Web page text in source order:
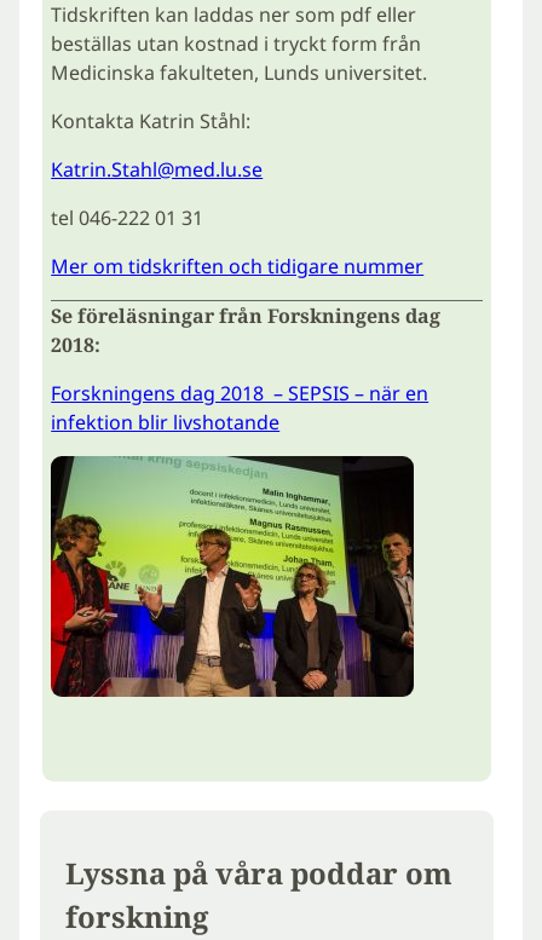
Tidskriften kan laddas ner som pdf eller
beställas utan kostnad i tryckt form från
Medicinska fakulteten, Lunds universitet.
Kontakta Katrin Ståhl:
Katrin.Stahl@med.lu.se
tel 046-222 01 31
Mer om tidskriften och tidigare nummer
Se föreläsningar från Forskningens dag
2018:
Forskningens dag 2018 – SEPSIS – när en
infektion blir livshotande
Lyssna på våra poddar om
forskning